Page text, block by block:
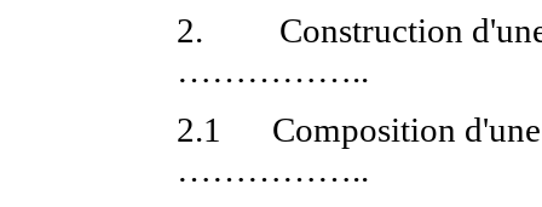
2.
Construction
……………..
2.1
Composition
……………..